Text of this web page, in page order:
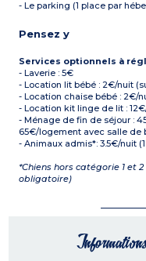
- Le parking (1 place par
Pensez y
Services optionnels à
- Laverie : 5€
- Location lit bébé : 2€/nuit
- Location chaise bébé : 2€/
- Location kit linge de lit :
- Ménage de fin de séjour :
65€/logement avec salle de
- Animaux admis*: 3.5€/nuit
*Chiens hors catégorie 1 et
obligatoire)